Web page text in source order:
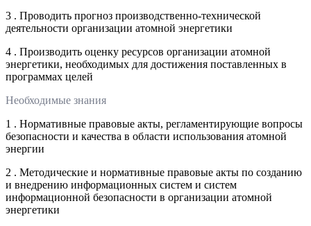
3 . Проводить прогноз производственно-технической
деятельности организации атомной энергетики
4 . Производить оценку ресурсов организации атомной
энергетики, необходимых для достижения поставленных в
программах целей
Необходимые знания
1 . Нормативные правовые акты, регламентирующие вопросы
безопасности и качества в области использования атомной
энергии
2 . Методические и нормативные правовые акты по созданию
и внедрению информационных систем и систем
информационной безопасности в организации атомной
энергетики